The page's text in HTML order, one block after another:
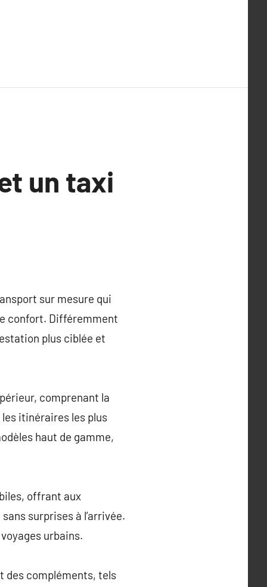
un taxi
sur mesure qui
confort. Différemment
plus ciblée et
comprenant la
itinéraires les plus
haut de gamme,
offrant aux
surprises à l’arrivée.
urbains.
des compléments, tels